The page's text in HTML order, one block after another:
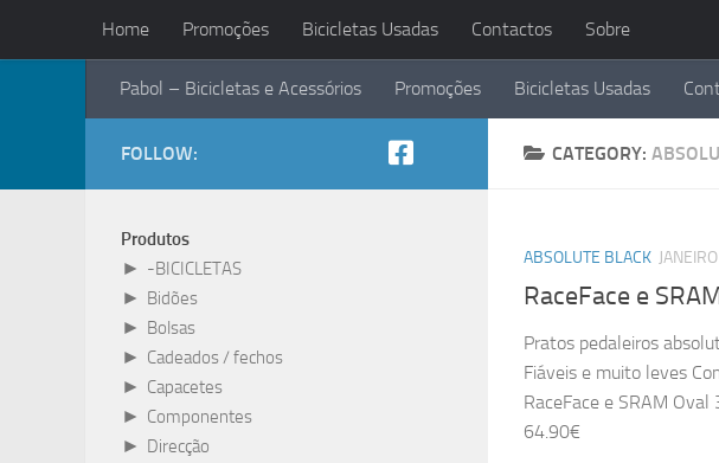
Skip to content
Home Promoções Bicicletas Usadas Contactos Sobre
Pabol – Bicicletas e Acessórios Promoções Bicicletas Usadas
CATEGORY:
ABSOLUTE BLACK
RaceFace e
Pratos pedaleiros
Fiáveis e muito leves
RaceFace e SRAM Oval
64.90€
FOLLOW:
Produtos
► -BICICLETAS
► Bidões
► Bolsas
► Cadeados / fechos
► Capacetes
► Componentes
► Direcção